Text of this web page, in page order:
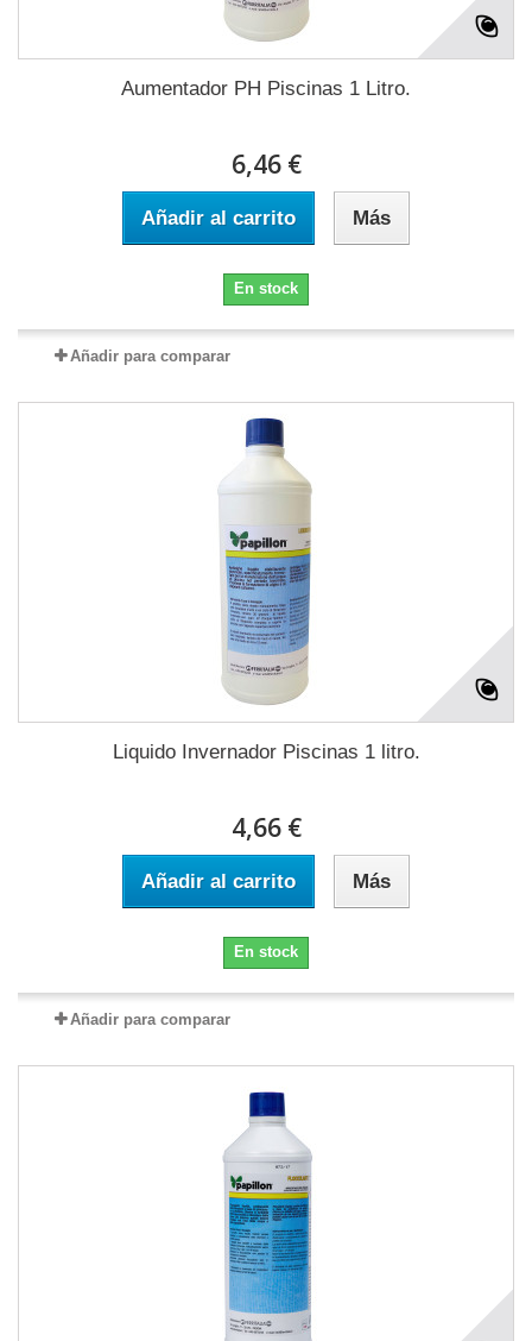
Aumentador PH Piscinas 1 Litro.
6,46 €
Añadir al carrito Más
En stock
Añadir para comparar
Liquido Invernador Piscinas 1 litro.
4,66 €
Añadir al carrito Más
En stock
Añadir para comparar